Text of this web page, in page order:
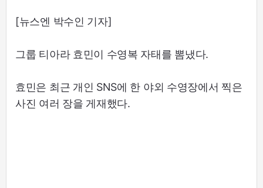
[뉴스엔 박수인 기자]
그룹 티아라 효민이 수영복 자태를 뽐냈다.
효민은 최근 개인 SNS에 한 야외 수영장에서 찍은
사진 여러 장을 게재했다.